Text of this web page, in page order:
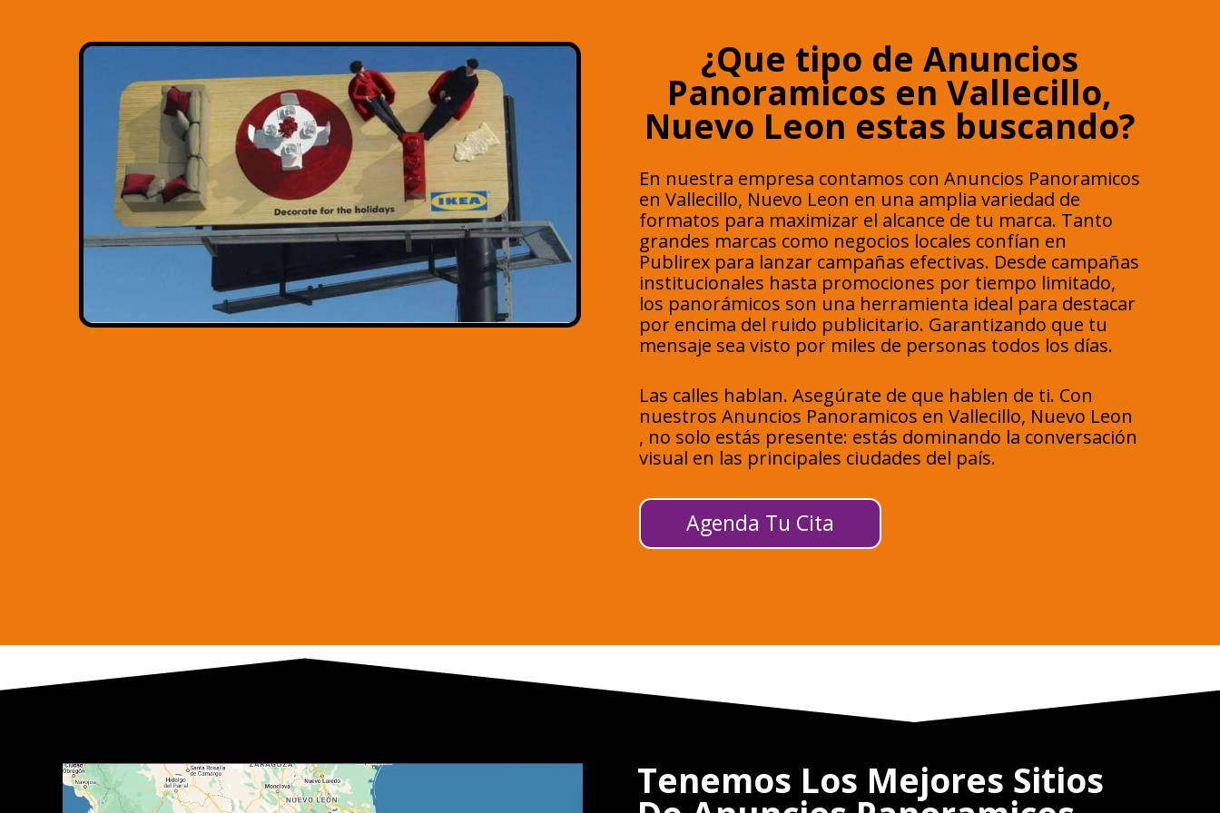
¿Que tipo de Anuncios
Panoramicos en Vallecillo,
Nuevo Leon estas buscando?
En nuestra empresa contamos con Anuncios Panoramicos
en Vallecillo, Nuevo Leon en una amplia variedad de
formatos para maximizar el alcance de tu marca. Tanto
grandes marcas como negocios locales confían en
Publirex para lanzar campañas efectivas. Desde campañas
institucionales hasta promociones por tiempo limitado,
los panorámicos son una herramienta ideal para destacar
por encima del ruido publicitario. Garantizando que tu
mensaje sea visto por miles de personas todos los días.
Las calles hablan. Asegúrate de que hablen de ti. Con
nuestros Anuncios Panoramicos en Vallecillo, Nuevo Leon
, no solo estás presente: estás dominando la conversación
visual en las principales ciudades del país.
Agenda Tu Cita
Tenemos Los Mejores Sitios